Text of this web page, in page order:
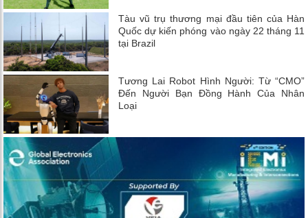
Tàu vũ trụ thương mại đầu tiên của Hàn
Quốc dự kiến ​​phóng vào ngày 22 tháng 11
tại Brazil
Tương Lai Robot Hình Người: Từ “CMO”
Đến Người Bạn Đồng Hành Của Nhân
Loại